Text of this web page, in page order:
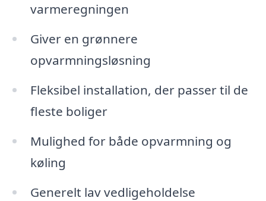
varmeregningen
Giver en grønnere
opvarmningsløsning
Fleksibel installation, der passer til de
fleste boliger
Mulighed for både opvarmning og
køling
Generelt lav vedligeholdelse